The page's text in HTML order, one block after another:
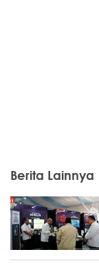
Berita Lainnya